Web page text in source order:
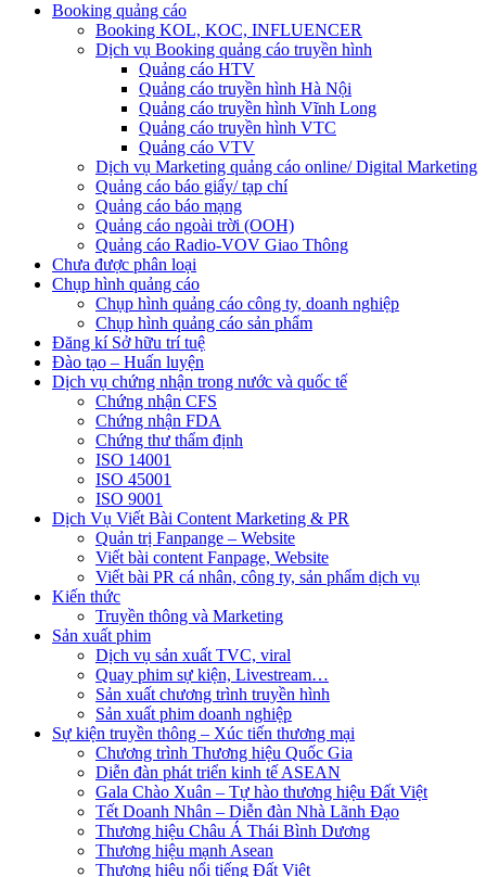
Booking quảng cáo
Booking KOL, KOC, INFLUENCER
Dịch vụ Booking quảng cáo truyền hình
Quảng cáo HTV
Quảng cáo truyền hình Hà Nội
Quảng cáo truyền hình Vĩnh Long
Quảng cáo truyền hình VTC
Quảng cáo VTV
Dịch vụ Marketing quảng cáo online/ Digital Marketing
Quảng cáo báo giấy/ tạp chí
Quảng cáo báo mạng
Quảng cáo ngoài trời (OOH)
Quảng cáo Radio-VOV Giao Thông
Chưa được phân loại
Chụp hình quảng cáo
Chụp hình quảng cáo công ty, doanh nghiệp
Chụp hình quảng cáo sản phẩm
Đăng kí Sở hữu trí tuệ
Đào tạo – Huấn luyện
Dịch vụ chứng nhận trong nước và quốc tế
Chứng nhận CFS
Chứng nhận FDA
Chứng thư thẩm định
ISO 14001
ISO 45001
ISO 9001
Dịch Vụ Viết Bài Content Marketing & PR
Quản trị Fanpange – Website
Viết bài content Fanpage, Website
Viết bài PR cá nhân, công ty, sản phẩm dịch vụ
Kiến thức
Truyền thông và Marketing
Sản xuất phim
Dịch vụ sản xuất TVC, viral
Quay phim sự kiện, Livestream…
Sản xuất chương trình truyền hình
Sản xuất phim doanh nghiệp
Sự kiện truyền thông – Xúc tiến thương mại
Chương trình Thương hiệu Quốc Gia
Diễn đàn phát triển kinh tế ASEAN
Gala Chào Xuân – Tự hào thương hiệu Đất Việt
Tết Doanh Nhân – Diễn đàn Nhà Lãnh Đạo
Thương hiệu Châu Á Thái Bình Dương
Thương hiệu mạnh Asean
Thương hiệu nổi tiếng Đất Việt